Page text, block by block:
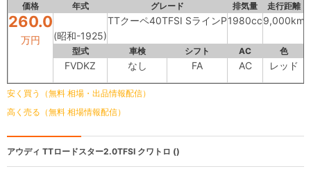
価格 年式 グレード 排気量 走行距離
260.0
万円 (昭和-1925)
TTクーペ40TFSI SラインP1980cc9,000km
型式 車検 シフト AC 色
FVDKZ なし FA AC レッド
安く買う（無料 相場・出品情報配信）
高く売る（無料 相場情報配信）
アウディ TTロードスター2.0TFSI クワトロ ()